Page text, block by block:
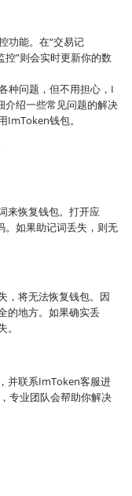
功能。在“交易记
控”则会实时更新你的数
种问题，但不用担心，I
介绍一些常见问题的解决
ImToken钱包。
来恢复钱包。打开应
。如果助记词丢失，则无
，将无法恢复钱包。因
的地方。如果确实丢
并联系ImToken客服进
专业团队会帮助你解决